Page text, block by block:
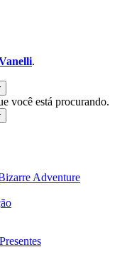
.
você está procurando.
Adventure